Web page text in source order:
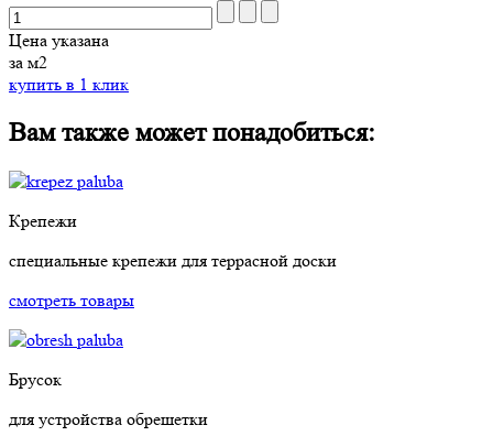
Цена указана
за м2
купить в 1 клик
Вам также может понадобиться:
Крепежи
специальные крепежи для террасной доски
смотреть товары
Брусок
для устройства обрешетки